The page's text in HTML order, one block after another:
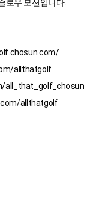
로우 모션입니다.
▶유튜브 https://www.youtube.com/allthatgolf
all_that_golf_chosun
allthatgolf